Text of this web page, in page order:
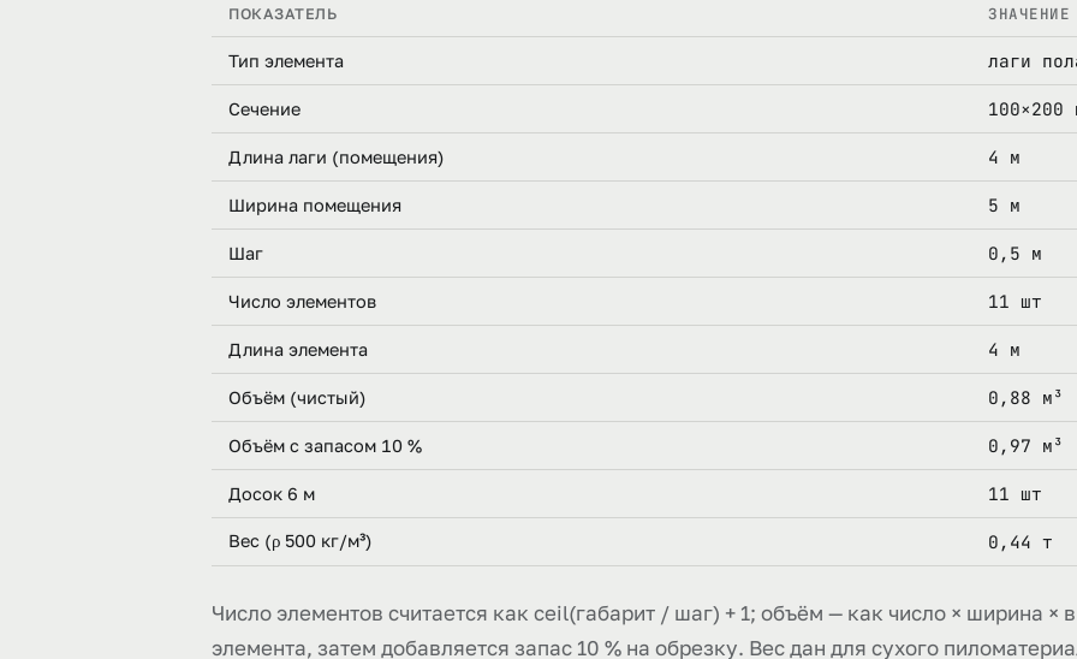
ПОКАЗАТЕЛЬ ЗНАЧЕНИЕ
Тип элемента лаги
Сечение 100×200
Длина лаги (помещения) 4 м
Ширина помещения 5 м
Шаг 0,5 м
Число элементов 11 шт
Длина элемента 4 м
Объём (чистый) 0,88 м³
Объём с запасом 10 % 0,97 м³
Досок 6 м 11 шт
Вес (ρ 500 кг/м³) 0,44 т
Число элементов считается как ceil(габарит / шаг) + 1; объём — как число × ширина ×
элемента, затем добавляется запас 10 % на обрезку. Вес дан для сухого